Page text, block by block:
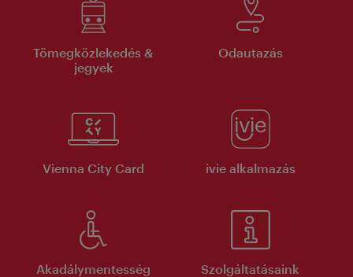
Tömegközlekedés &
jegyek
Odautazás
Vienna City Card ivie alkalmazás
Akadálymentesség Szolgáltatásaink